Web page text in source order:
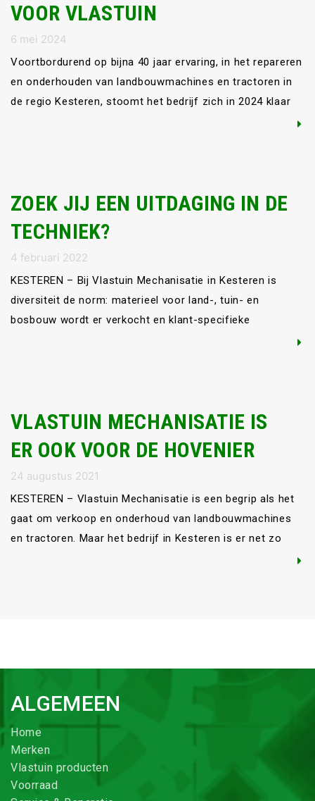
VOOR VLASTUIN
6 mei 2024
Voortbordurend op bijna 40 jaar ervaring, in het repareren
en onderhouden van landbouwmachines en tractoren in
de regio Kesteren, stoomt het bedrijf zich in 2024 klaar
ZOEK JIJ EEN UITDAGING IN DE
TECHNIEK?
4 februari 2022
KESTEREN – Bij Vlastuin Mechanisatie in Kesteren is
diversiteit de norm: materieel voor land-, tuin- en
bosbouw wordt er verkocht en klant-specifieke
laadkranen en GPS-systemen voor precisielandbouw, het
VLASTUIN MECHANISATIE IS
ER OOK VOOR DE HOVENIER
24 augustus 2021
KESTEREN – Vlastuin Mechanisatie is een begrip als het
gaat om verkoop en onderhoud van landbouwmachines
en tractoren. Maar het bedrijf in Kesteren is er net zo
ALGEMEEN
Home
Merken
Vlastuin producten
Voorraad